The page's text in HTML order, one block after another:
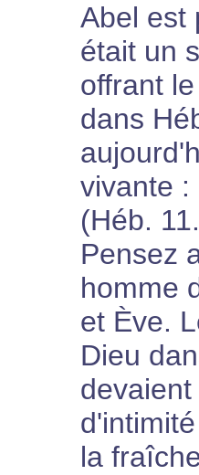
Abel est
était un
offrant
dans
vivante :
(Héb.
Pensez
homme
et Ève.
Dieu
la